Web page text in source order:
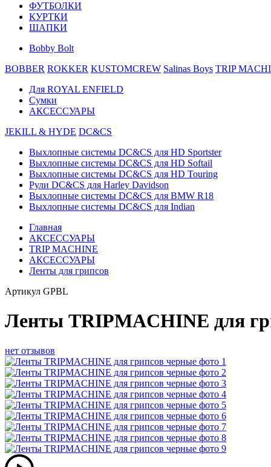
ФУТБОЛКИ
КУРТКИ
ШАПКИ
Bobby Bolt
BOBBER ROKKER KUSTOMCREW Salinas Boys TRIP
Для ROYAL ENFIELD
Сумки
АКСЕССУАРЫ
JEKILL & HYDE DC&CS
Выхлопные системы DC&CS для HD Sportster
Выхлопные системы DC&CS для HD Softail
Выхлопные системы DC&CS для HD Touring
Рули DC&CS для Harley Davidson
Выхлопные системы DC&CS для BMW R18
Выхлопные системы DC&CS для Indian
Главная
АКСЕССУАРЫ
TRIP MACHINE
АКСЕССУАРЫ
Ленты для грипсов
Артикул GPBL
Ленты TRIPMACHINE для
нет отзывов